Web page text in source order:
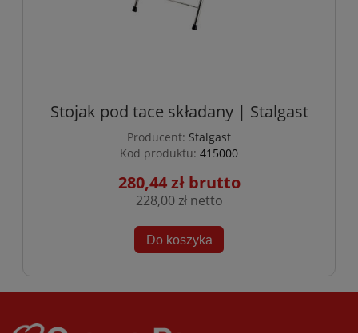
Stojak pod tace składany | Stalgast
Producent: Stalgast
Kod produktu: 415000
280,44 zł
228,00 zł
Do koszyka